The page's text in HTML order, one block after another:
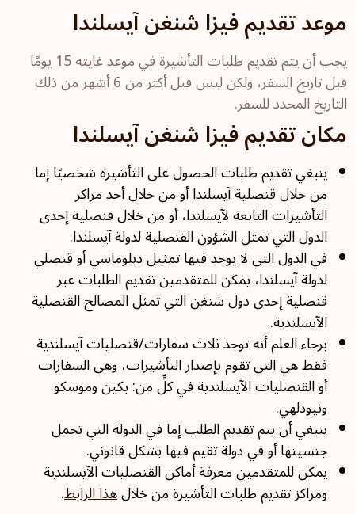
موعد تقديم فيزا شنغن آيسلندا
يجب أن يتم تقديم طلبات التأشيرة في موعد غايته 15 يومًا
قبل تاريخ السفر، ولكن ليس قبل أكثر من 6 أشهر من ذلك
التاريخ المحدد للسفر.
مكان تقديم فيزا شنغن آيسلندا
ينبغي تقديم طلبات الحصول على التأشيرة شخصيًا إما
من خلال قنصلية آيسلندا أو من خلال أحد مراكز
التأشيرات التابعة لآيسلندا، أو من خلال قنصلية إحدى
الدول التي تمثل الشؤون القنصلية لدولة آيسلندا.
في الدول التي لا يوجد فيها تمثيل دبلوماسي أو قنصلي
لدولة آيسلندا، يمكن للمتقدمين تقديم الطلبات عبر
قنصلية إحدى دول شنغن التي تمثل المصالح القنصلية
الآيسلندية.
برجاء العلم أنه توجد ثلاث سفارات/قنصليات آيسلندية
فقط هي التي تقوم بإصدار التأشيرات، وهي السفارات
أو القنصليات الآيسلندية في كلٍّ من: بكين وموسكو
ونيودلهي.
ينبغي أن يتم تقديم الطلب إما في الدولة التي تحمل
جنسيتها أو في دولة تقيم فيها بشكل قانوني.
يمكن للمتقدمين معرفة أماكن القنصليات الآيسلندية
ومراكز تقديم طلبات التأشيرة من خلالهذا الرابط.